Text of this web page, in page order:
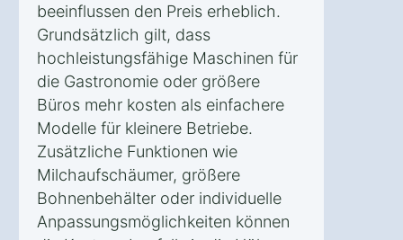
beeinflussen den Preis erheblich.
Grundsätzlich gilt, dass
hochleistungsfähige Maschinen für
die Gastronomie oder größere
Büros mehr kosten als einfachere
Modelle für kleinere Betriebe.
Zusätzliche Funktionen wie
Milchaufschäumer, größere
Bohnenbehälter oder individuelle
Anpassungsmöglichkeiten können